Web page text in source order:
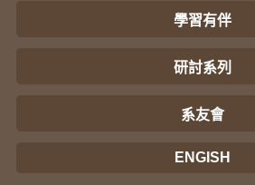
學習有伴
研討系列
系友會
ENGISH